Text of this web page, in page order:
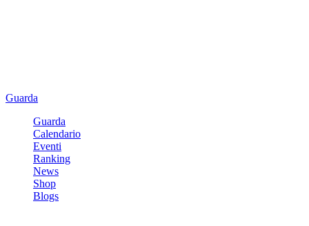
Guarda
Guarda
Calendario
Eventi
Ranking
News
Shop
Blogs